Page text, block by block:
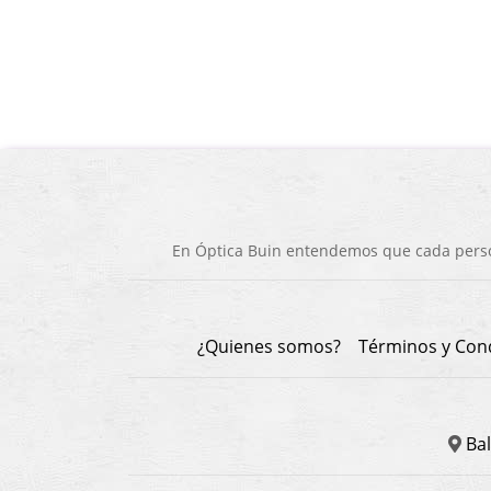
En Óptica Buin entendemos que cada
¿Quienes somos? Términos y